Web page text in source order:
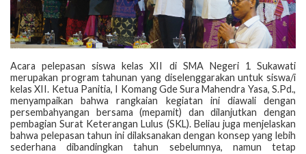
Acara pelepasan siswa kelas XII di SMA Negeri 1 Sukawati
merupakan program tahunan yang diselenggarakan untuk siswa/i
kelas XII. Ketua Panitia, I Komang Gde Sura Mahendra Yasa, S.Pd.,
menyampaikan bahwa rangkaian kegiatan ini diawali dengan
persembahyangan bersama (mepamit) dan dilanjutkan dengan
pembagian Surat Keterangan Lulus (SKL). Beliau juga menjelaskan
bahwa pelepasan tahun ini dilaksanakan dengan konsep yang lebih
sederhana dibandingkan tahun sebelumnya, namun tetap